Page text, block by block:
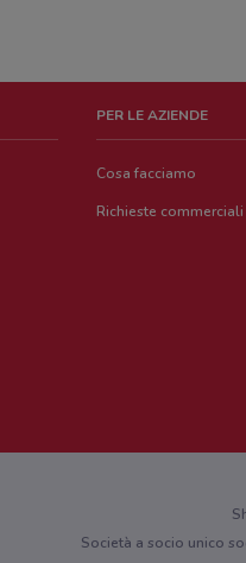
PER LE AZIENDE
Cosa facciamo
Richieste
Società a socio unico